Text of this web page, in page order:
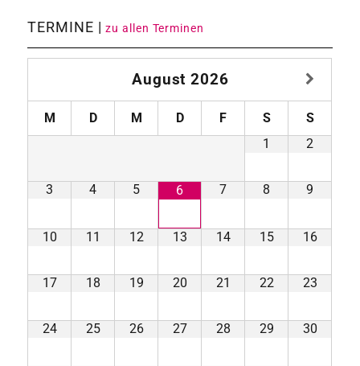
TERMINE |zu allen Terminen
August 2026
M D M D F S
S
1
2
3 4 5 6 7 8 9
10 11 12 13 14 15 16
17 18 19 20 21 22 23
24 25 26 27 28 29 30